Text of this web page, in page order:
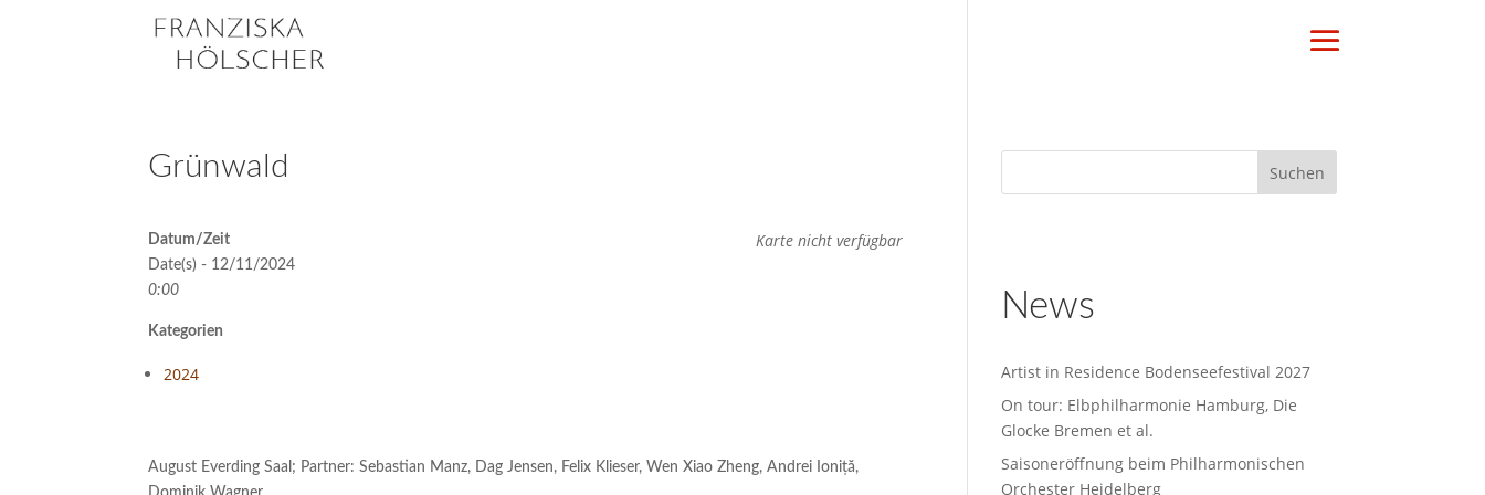
Grünwald
Karte nicht verfügbar
Datum/Zeit
Date(s) - 12/11/2024
0:00
Kategorien
2024
August Everding Saal; Partner: Sebastian Manz, Dag Jensen, Felix Klieser, Wen Xiao Zheng, Andrei Ioniță,
News
Artist in Residence Bodenseefestival 2027
On tour: Elbphilharmonie Hamburg, Die
Glocke Bremen et al.
Saisoneröffnung beim Philharmonischen
Orchester Heidelberg